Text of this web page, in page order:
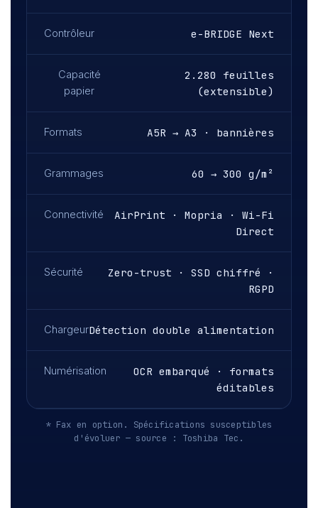
Contrôleur e-BRIDGE Next
Capacité
papier
2.280 feuilles
(extensible)
Formats A5R → A3 · bannières
Grammages 60 → 300 g/m²
Connectivité
AirPrint · Mopria · Wi-Fi
Direct
Sécurité
Zero-trust · SSD chiffré ·
RGPD
ChargeurDétection double alimentation
Numérisation
OCR embarqué · formats
éditables
* Fax en option. Spécifications susceptibles
d'évoluer — source : Toshiba Tec.